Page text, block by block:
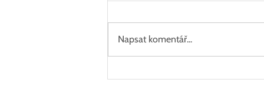
Napsat komentář...